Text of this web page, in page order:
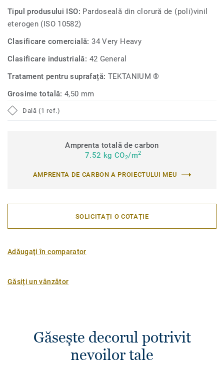
Tipul produsului ISO: Pardoseală din clorură de (poli)vinil
eterogen (ISO 10582)
Clasificare comercială:34 Very Heavy
Clasificare industrială: 42 General
Tratament pentru suprafață: TEKTANIUM ®
Grosime totală:4,50 mm
Dală (1 ref.)
Amprenta totală de carbon
7.52 kg CO2/m2
AMPRENTA DE CARBON A PROIECTULUI MEU
SOLICITAȚI O COTAȚIE
Adăugați în comparator
Găsiți un vânzător
Găsește decorul potrivit
nevoilor tale